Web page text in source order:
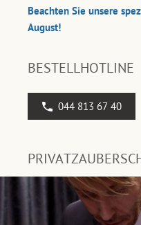
Beachten Sie unsere
August!
BESTELLHOTLINE
044 813 67 40